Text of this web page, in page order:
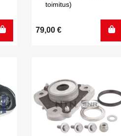
toimitus)
79,00 €